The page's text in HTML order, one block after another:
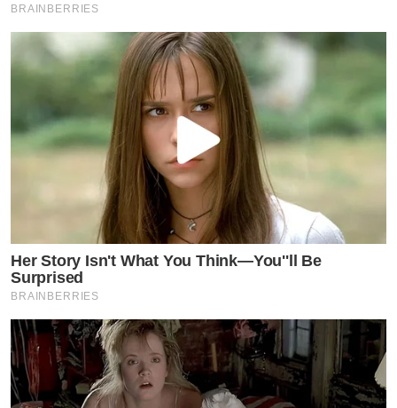
BRAINBERRIES
Her Story Isn't What You Think—You''ll Be
Surprised
BRAINBERRIES